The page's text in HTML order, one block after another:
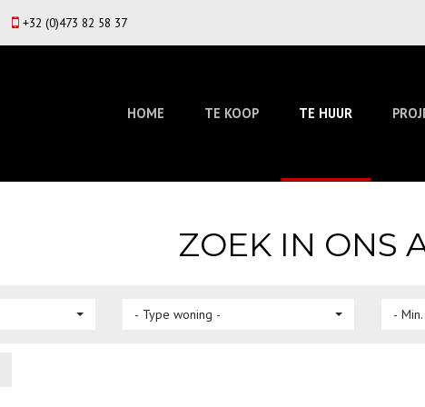
+32 (0)473 82 58 37
HOME TE KOOP TE HUUR
ZOEK IN ONS
- Type woning - -